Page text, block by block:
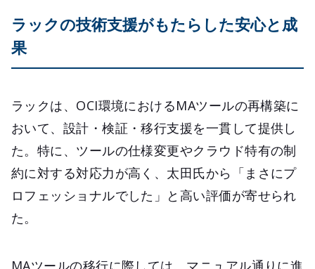
ラックの技術支援がもたらした安心と成
果
ラックは、OCI環境におけるMAツールの再構築に
おいて、設計・検証・移行支援を一貫して提供し
た。特に、ツールの仕様変更やクラウド特有の制
約に対する対応力が高く、太田氏から「まさにプ
ロフェッショナルでした」と高い評価が寄せられ
た。